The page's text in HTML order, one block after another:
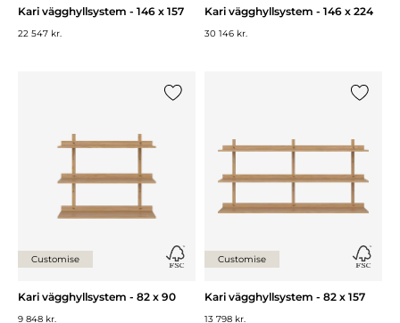
Kari vägghyllsystem - 146 x 157
22 547 kr.
Kari vägghyllsystem - 146 x 224
30 146 kr.
Customise
Kari vägghyllsystem - 82 x 90
9 848 kr.
Customise
Kari vägghyllsystem - 82 x 157
13 798 kr.